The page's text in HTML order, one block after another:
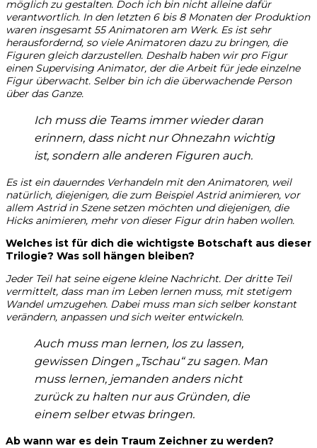
möglich zu gestalten. Doch ich bin nicht alleine dafür
verantwortlich. In den letzten 6 bis 8 Monaten der Produktion
waren insgesamt 55 Animatoren am Werk. Es ist sehr
herausfordernd, so viele Animatoren dazu zu bringen, die
Figuren gleich darzustellen. Deshalb haben wir pro Figur
einen Supervising Animator, der die Arbeit für jede einzelne
Figur überwacht. Selber bin ichdie überwachende Person
über das Ganze.
Ich muss die Teams immer wieder daran
erinnern, dass nicht nur Ohnezahn wichtig
ist, sondern alle anderen Figuren auch.
Es ist ein dauerndes Verhandeln mit den Animatoren, weil
natürlich, diejenigen, die zum Beispiel Astrid animieren, vor
allem Astrid in Szene setzen möchten und diejenigen, die
Hicks animieren, mehr von dieser Figur drin haben wollen.
Welches ist für dich die wichtigste Botschaft aus dieser
Trilogie? Was soll hängen bleiben?
Jeder Teil hat seine eigene kleine Nachricht. Der dritte Teil
vermittelt, dass man im Leben lernen muss, mit stetigem
Wandel umzugehen. Dabei muss man sich selber konstant
verändern, anpassen und sich weiter entwickeln.
Auch muss man lernen, los zu lassen,
gewissen Dingen „Tschau“ zu sagen. Man
muss lernen, jemanden anders nicht
zurück zu halten nur aus Gründen, die
einem selber etwas bringen.
Ab wann war es dein Traum Zeichner zu werden?